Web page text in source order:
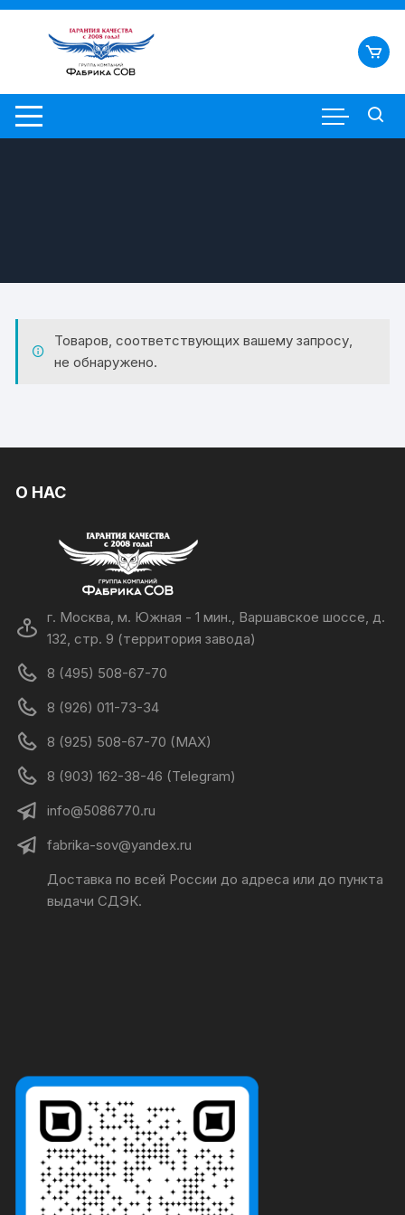
Перейти
содержимому
Товаров, соответствующих вашему запросу,
не обнаружено.
О НАС
г. Москва, м. Южная - 1 мин., Варшавское шоссе, д.
132, стр. 9 (территория завода)
8 (495) 508-67-70
8 (926) 011-73-34
8 (925) 508-67-70 (MAX)
8 (903) 162-38-46 (Telegram)
info@5086770.ru
fabrika-sov@yandex.ru
Доставка по всей России до адреса или до пункта
выдачи СДЭК.